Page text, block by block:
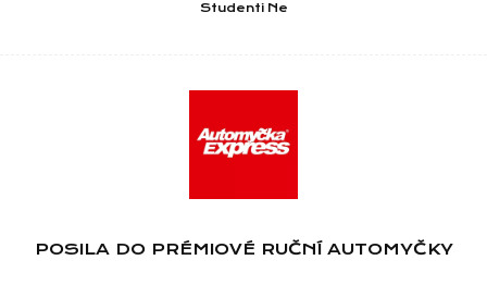
Studenti Ne
POSILA DO PRÉMIOVÉ RUČNÍ AUTOMYČKY